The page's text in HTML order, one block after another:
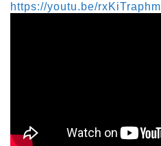
https://youtu.be/rxKiTraphmI